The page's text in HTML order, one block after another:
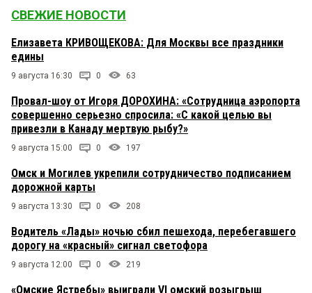
СВЕЖИЕ НОВОСТИ
Елизавета КРИВОЩЕКОВА: Для Москвы все праздники
едины
9 августа 16:30 0 63
Провал-шоу от Игоря ДОРОХИНА: «Сотрудница аэропорта
совершенно серьезно спросила: «С какой целью вы
привезли в Канаду мертвую рыбу?»
9 августа 15:00 0 197
Омск и Могилев укрепили сотрудничество подписанием
дорожной карты
9 августа 13:30 0 208
Водитель «Лады» ночью сбил пешехода, перебегавшего
дорогу на «красный» сигнал светофора
9 августа 12:00 0 219
«Омские Ястребы» выиграли VI омский розыгрыш